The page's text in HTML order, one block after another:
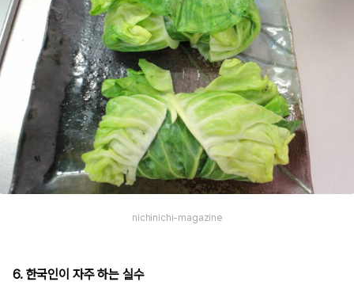
nichinichi-magazine
6. 한국인이 자주 하는 실수